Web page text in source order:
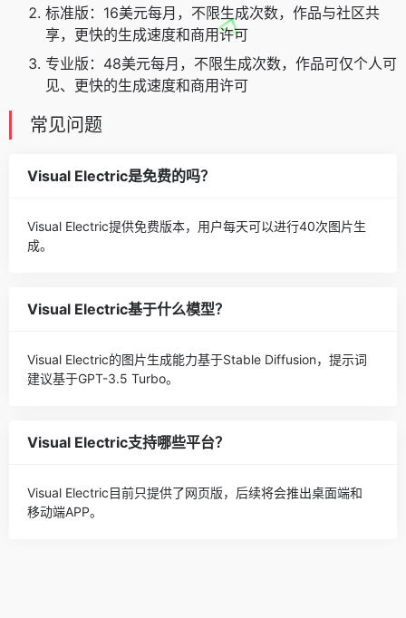
标准版：16美元每月，不限生成次数，作品与社区共
享，更快的生成速度和商用许可
专业版：48美元每月，不限生成次数，作品可仅个人可
见、更快的生成速度和商用许可
常见问题
Visual Electric是免费的吗？
Visual Electric提供免费版本，用户每天可以进行40次图片生
成。
Visual Electric基于什么模型？
Visual Electric的图片生成能力基于Stable Diffusion，提示词
建议基于GPT-3.5 Turbo。
Visual Electric支持哪些平台？
Visual Electric目前只提供了网页版，后续将会推出桌面端和
移动端APP。